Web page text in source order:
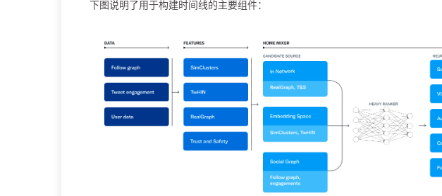
下图说明了用于构建时间线的主要组件：